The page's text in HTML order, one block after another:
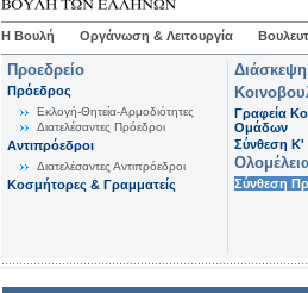
Η Βουλή Οργάνωση & Λειτουργία
Προεδρείο
Πρόεδρος
Εκλογή-Θητεία-Αρμοδιότητες
Διατελέσαντες Πρόεδροι
Αντιπρόεδροι
Διατελέσαντες Αντιπρόεδροι
Κοσμήτορες & Γραμματείς
Γραφεία
Ομάδων
Σύνθεση K'
Σύνθεση